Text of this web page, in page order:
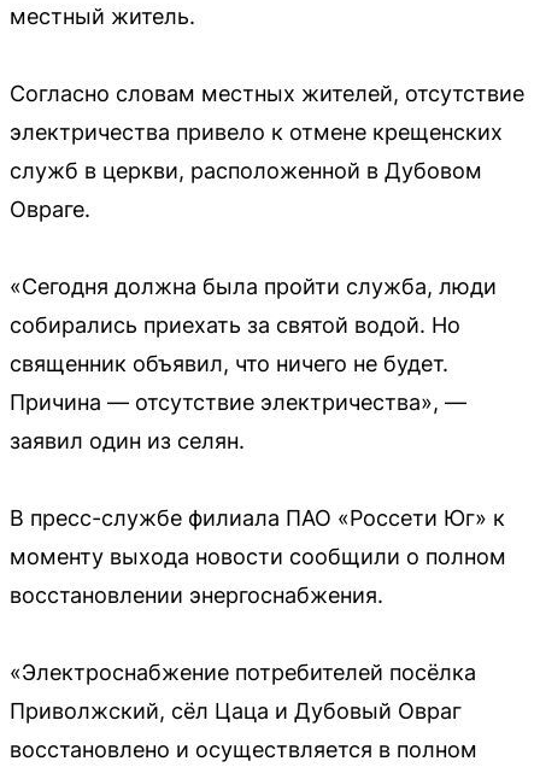
местный житель.
Согласно словам местных жителей, отсутствие
электричества привело к отмене крещенских
служб в церкви, расположенной в Дубовом
Овраге.
«Сегодня должна была пройти служба, люди
собирались приехать за святой водой. Но
священник объявил, что ничего не будет.
Причина — отсутствие электричества», —
заявил один из селян.
В пресс-службе филиала ПАО «Россети Юг» к
моменту выхода новости сообщили о полном
восстановлении энергоснабжения.
«Электроснабжение потребителей посёлка
Приволжский, сёл Цаца и Дубовый Овраг
восстановлено и осуществляется в полном